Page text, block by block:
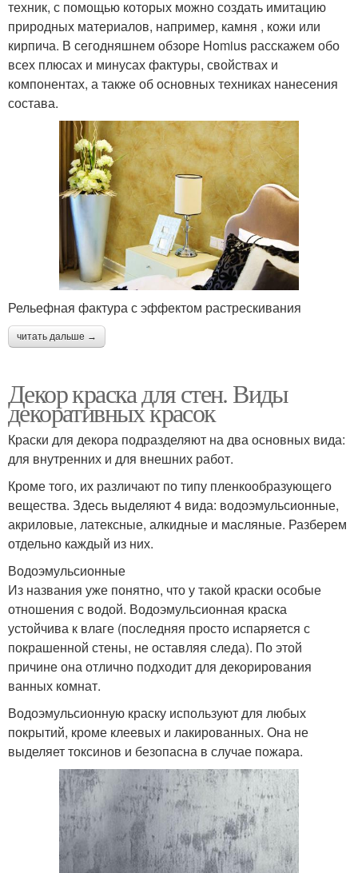
техник, с помощью которых можно создать имитацию
природных материалов, например, камня , кожи или
кирпича. В сегодняшнем обзоре Homius расскажем обо
всех плюсах и минусах фактуры, свойствах и
компонентах, а также об основных техниках нанесения
состава.
Рельефная фактура с эффектом растрескивания
читать дальше →
Декор краска для стен. Виды
декоративных красок
Краски для декора подразделяют на два основных вида:
для внутренних и для внешних работ.
Кроме того, их различают по типу пленкообразующего
вещества. Здесь выделяют 4 вида: водоэмульсионные,
акриловые, латексные, алкидные и масляные. Разберем
отдельно каждый из них.
Водоэмульсионные
Из названия уже понятно, что у такой краски особые
отношения с водой. Водоэмульсионная краска
устойчива к влаге (последняя просто испаряется с
покрашенной стены, не оставляя следа). По этой
причине она отлично подходит для декорирования
ванных комнат.
Водоэмульсионную краску используют для любых
покрытий, кроме клеевых и лакированных. Она не
выделяет токсинов и безопасна в случае пожара.